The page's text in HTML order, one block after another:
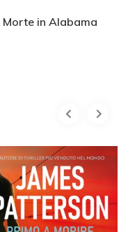
Morte in Alabama